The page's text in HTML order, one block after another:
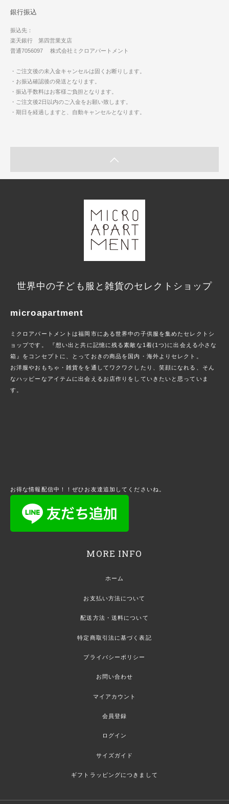
銀行振込
振込先：
楽天銀行 第四営業支店
普通7056097 株式会社ミクロアパートメント
・ご注文後の未入金キャンセルは固くお断りします。
・お振込確認後の発送となります。
・振込手数料はお客様ご負担となります。
・ご注文後2日以内のご入金をお願い致します。
・期日を経過しますと、自動キャンセルとなります。
世界中の子ども服と雑貨のセレクトショップ
microapartment
ミクロアパートメントは福岡市にある世界中の子供服を集めたセレクトシ
ョップです。 『想い出と共に記憶に残る素敵な1着(1つ)に出会える小さな
箱』をコンセプトに、とっておきの商品を国内・海外よりセレクト。
お洋服やおもちゃ・雑貨をを通してワクワクしたり、笑顔になれる、そん
なハッピーなアイテムに出会えるお店作りをしていきたいと思っていま
す。
お得な情報配信中！！ぜひお友達追加してくださいね。
MORE INFO
ホーム
お支払い方法について
配送方法・送料について
特定商取引法に基づく表記
プライバシーポリシー
お問い合わせ
マイアカウント
会員登録
ログイン
サイズガイド
ギフトラッピングにつきまして